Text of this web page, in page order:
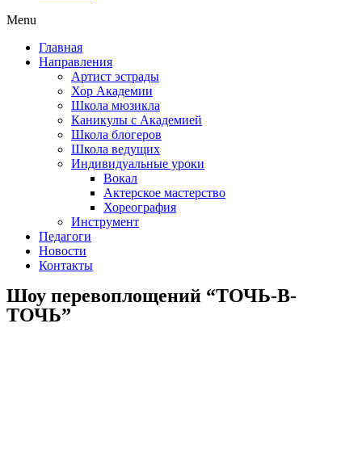
Menu
Главная
Направления
Артист эстрады
Хор Академии
Школа мюзикла
Каникулы с Академией
Школа блогеров
Школа ведущих
Индивидуальные уроки
Вокал
Актерское мастерство
Хореография
Инструмент
Педагоги
Новости
Контакты
Шоу перевоплощений “ТОЧЬ-В-
ТОЧЬ”